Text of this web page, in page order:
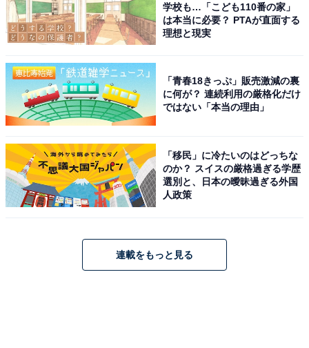
「雄大なアルプスの山々を眺めながら、ブドウやモ
モなど季節の果物を食べたい」（50代男性／秋田
県）
学校も…「こども110番の家」
は本当に必要？ PTAが直面する
理想と現実
「青春18きっぷ」販売激減の裏
に何が？ 連続利用の厳格化だけ
ではない「本当の理由」
「移民」に冷たいのはどっちな
のか？ スイスの厳格過ぎる学歴
選別と、日本の曖昧過ぎる外国
人政策
連載をもっと見る